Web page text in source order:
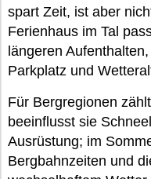
spart Zeit, ist aber
Ferienhaus im Tal
längeren
Parkplatz und
Für Bergregionen
beeinflusst sie
Ausrüstung; im
Bergbahnzeiten und